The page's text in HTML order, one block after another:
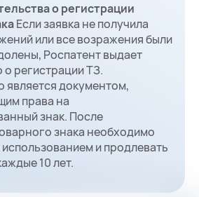
о регистрации
Если заявка не получила
или все возражения были
Роспатент выдает
о регистрации ТЗ.
является документом,
права на
знак. После
знака необходимо
использованием и продлевать
10 лет.